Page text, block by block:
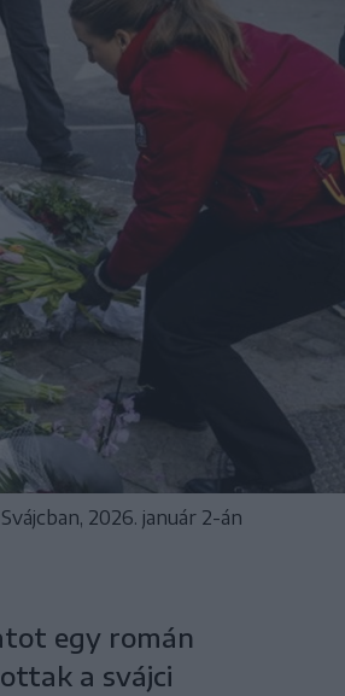
2026. január 2-án
egy román
a svájci